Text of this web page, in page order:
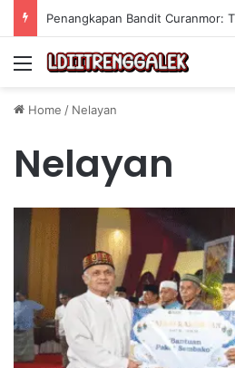
Menu
Home / Nelayan
Nelayan